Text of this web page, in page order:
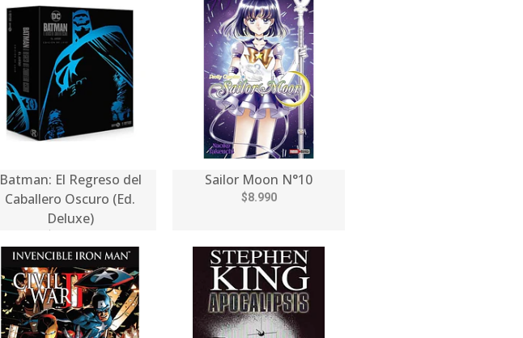
Batman: El Regreso del
Caballero Oscuro (Ed.
Deluxe)
Sailor Moon N°10
$8.990